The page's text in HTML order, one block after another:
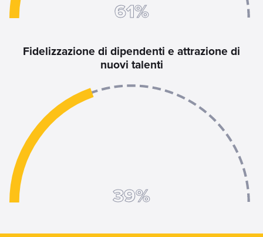
71%
Fidelizzazione di dipendenti e attrazione di
nuovi talenti
55%